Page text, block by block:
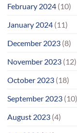
February 2024 (10)
January 2024 (11)
December 2023 (8)
November 2023 (12)
October 2023 (18)
September 2023 (10)
August 2023 (4)